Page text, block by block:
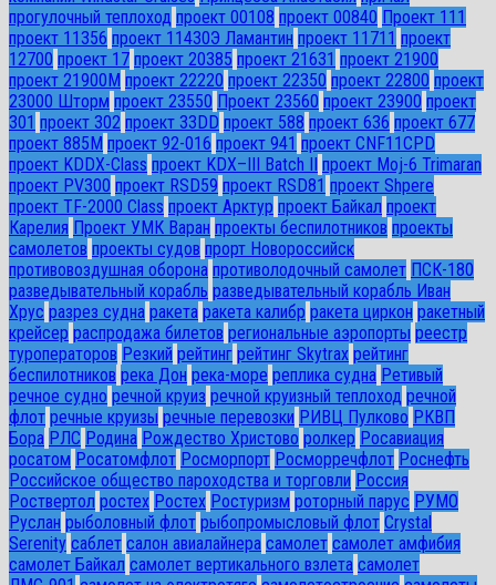
прогулочный теплоход проект 00108 проект 00840 Проект 111
проект 11356 проект 11430Э Ламантин проект 11711 проект
12700 проект 17 проект 20385 проект 21631 проект 21900
проект 21900М проект 22220 проект 22350 проект 22800 проект
23000 Шторм проект 23550 Проект 23560 проект 23900 проект
301 проект 302 проект 33DD проект 588 проект 636 проект 677
проект 885М проект 92-016 проект 941 проект CNF11CPD
проект KDDX-Class проект KDX–III Batch II проект Moj-6 Trimaran
проект PV300 проект RSD59 проект RSD81 проект Shpere
проект TF-2000 Class проект Арктур проект Байкал проект
Карелия Проект УМК Варан проекты беспилотников проекты
самолетов проекты судов прорт Новороссийск
противовоздушная оборона противолодочный самолет ПСК-180
разведывательный корабль разведывательный корабль Иван
Хрус разрез судна ракета ракета калибр ракета циркон ракетный
крейсер распродажа билетов региональные аэропорты реестр
туроператоров Резкий рейтинг рейтинг Skytrax рейтинг
беспилотников река Дон река-море реплика судна Ретивый
речное судно речной круиз речной круизный теплоход речной
флот речные круизы речные перевозки РИВЦ Пулково РКВП
Бора РЛС Родина Рождество Христово ролкер Росавиация
росатом Росатомфлот Росморпорт Росморречфлот Роснефть
Российское общество пароходства и торговли Россия
Роствертол ростех Ростех Ростуризм роторный парус РУМО
Руслан рыболовный флот рыбопромысловый флот Сrystal
Serenity саблет салон авиалайнера самолет самолет амфибия
самолет Байкал самолет вертикального взлета самолет